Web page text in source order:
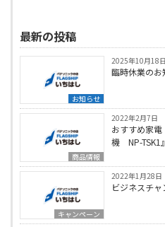
最新の投稿
お知らせ
2025年10月18日
臨時休業のお
商品情報
2022年2月7日
おすすめ家
機 NP-TSK1』
キャンペーン
2022年1月28日
ビジネスチ